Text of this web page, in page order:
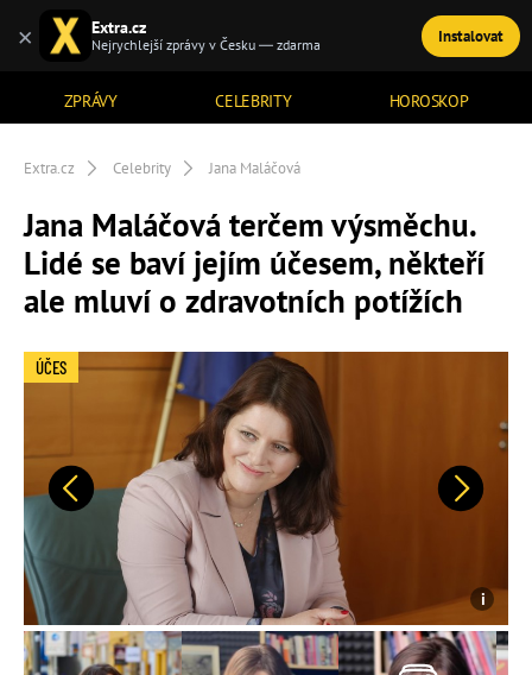
ZPRÁVY CELEBRITY HOROSKOP
TÉMATA
Extra.cz Celebrity Jana Maláčová
Jana Maláčová terčem výsměchu.
Lidé se baví jejím účesem, někteří
ale mluví o zdravotních potížích
Předchozí Další
ÚČES
× Extra.cz
Nejrychlejší zprávy v Česku — zdarma Instalovat